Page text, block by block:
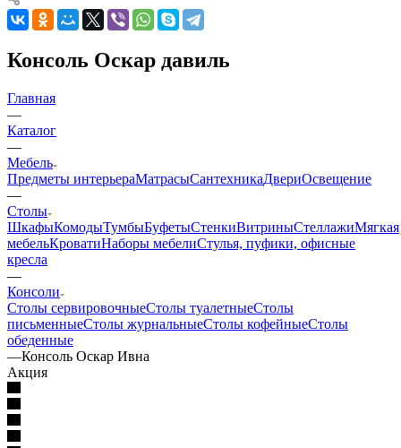
Консоль Оскар давиль
Главная
—
Каталог
—
Мебель
Предметы интерьераМатрасыСантехникаДвериОсвещение
—
Столы
ШкафыКомодыТумбыБуфетыСтенкиВитриныСтеллажиМягкая
мебельКроватиНаборы мебелиСтулья, пуфики, офисные
кресла
—
Консоли
Столы сервировочныеСтолы туалетныеСтолы
письменныеСтолы журнальныеСтолы кофейныеСтолы
обеденные
—Консоль Оскар Ивна
Акция